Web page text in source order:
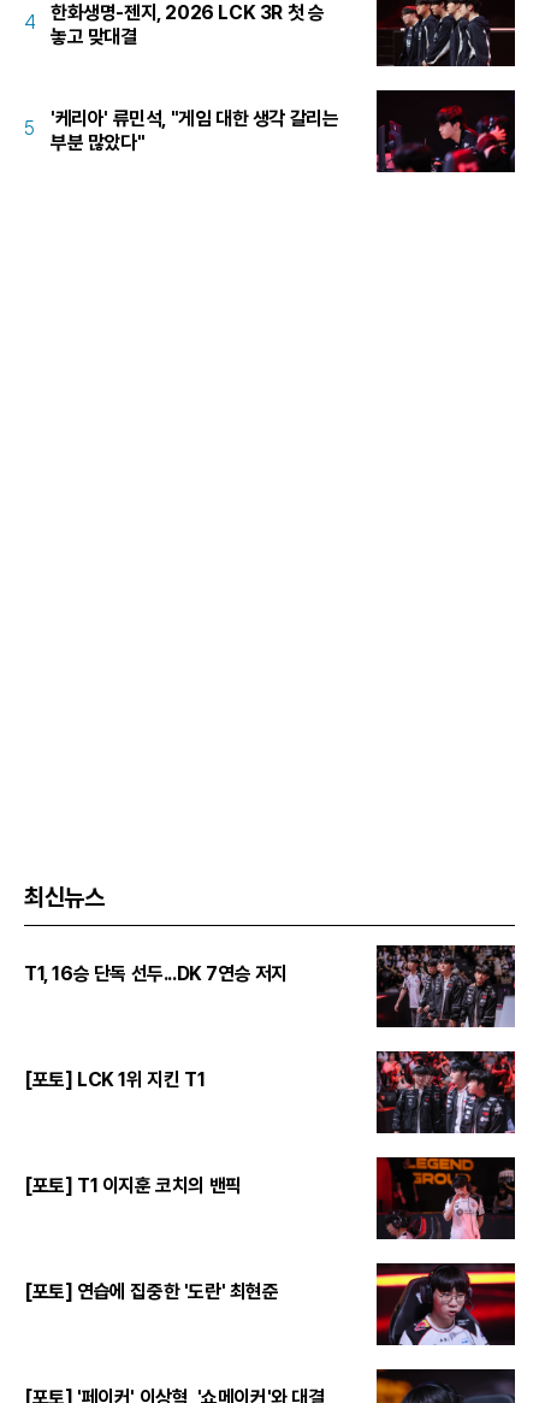
4
한화생명-젠지, 2026 LCK 3R 첫 승
놓고 맞대결
5
'케리아' 류민석, "게임 대한 생각 갈리는
부분 많았다"
최신뉴스
T1, 16승 단독 선두...DK 7연승 저지
[포토] LCK 1위 지킨 T1
[포토] T1 이지훈 코치의 밴픽
[포토] 연습에 집중한 '도란' 최현준
[포토] '페이커' 이상혁, '쇼메이커'와 대결